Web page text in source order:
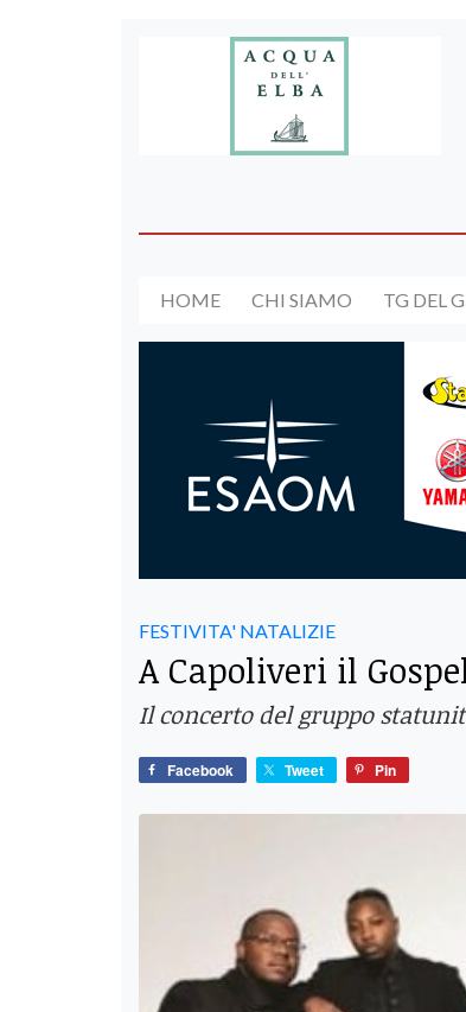
HOME CHI SIAMO TG DEL
FESTIVITA' NATALIZIE
A Capoliveri il
Il concerto del gruppo
Facebook Tweet Pin